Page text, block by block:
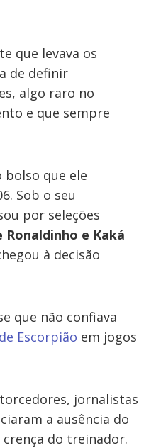
que levava os
de definir
algo raro no
e que sempre
bolso que ele
Sob o seu
por seleções
e Kaká
à decisão
que não confiava
Escorpião em jogos
jornalistas
a ausência do
do treinador.